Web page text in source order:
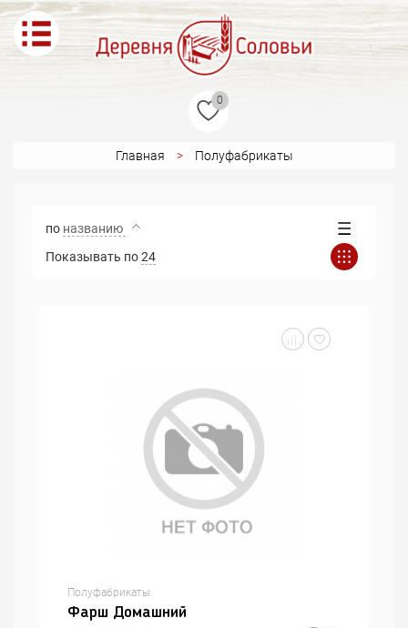
0
Главная Полуфабрикаты
по названию
Показывать по24
Полуфабрикаты
Фарш Домашний